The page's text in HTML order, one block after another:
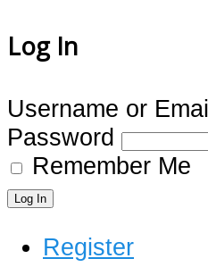
Log In
Username or
Password
Remember Me
Log In
Register